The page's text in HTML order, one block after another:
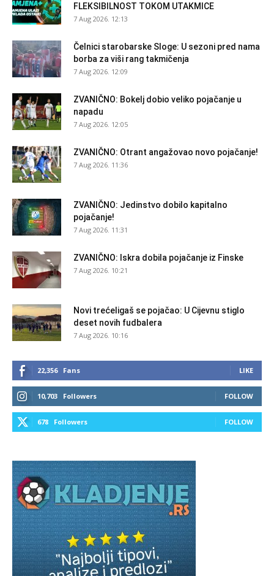
FLEKSIBILNOST TOKOM UTAKMICE
7 Aug 2026. 12:13
Čelnici starobarske Sloge: U sezoni pred nama
borba za viši rang takmičenja
7 Aug 2026. 12:09
ZVANIČNO: Bokelj dobio veliko pojačanje u
napadu
7 Aug 2026. 12:05
ZVANIČNO: Otrant angažovao novo pojačanje!
7 Aug 2026. 11:36
ZVANIČNO: Jedinstvo dobilo kapitalno
pojačanje!
7 Aug 2026. 11:31
ZVANIČNO: Iskra dobila pojačanje iz Finske
7 Aug 2026. 10:21
Novi trećeligaš se pojačao: U Cijevnu stiglo
deset novih fudbalera
7 Aug 2026. 10:16
22,356 Fans LIKE
10,703 Followers FOLLOW
678 Followers FOLLOW